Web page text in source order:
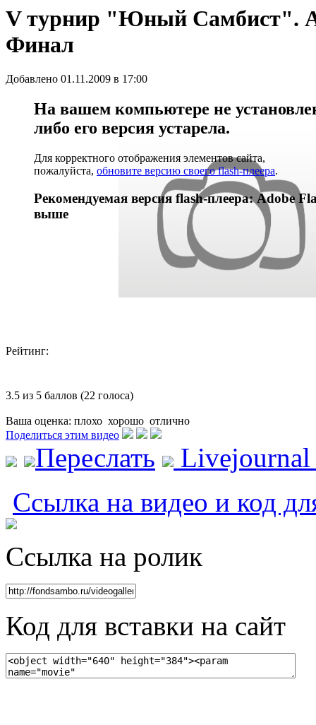
V турнир "Юный Самбист".
Финал
Добавлено 01.11.2009 в 17:00
На вашем компьютере не
либо его версия устарела.
Для корректного отображения элементов сайта,
пожалуйста, обновите версию своего flash-плеера.
Рекомендуемая версия flash-плеера: Adobe
выше
Рейтинг:
3.5 из 5 баллов (22 голоса)
Ваша оценка: плохо хорошо отлично
Поделиться этим видео
Переслать
Ссылка на видео и код
Ссылка на ролик
Код для вставки на сайт